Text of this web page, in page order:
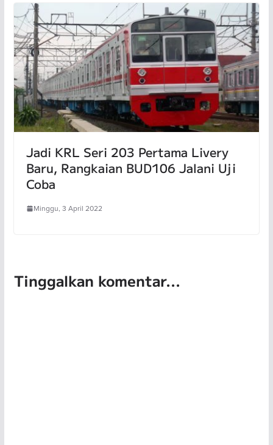
Jadi KRL Seri 203 Pertama Livery
Baru, Rangkaian BUD106 Jalani Uji
Coba
Minggu, 3 April 2022
Tinggalkan komentar...